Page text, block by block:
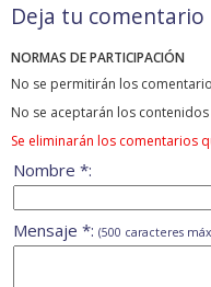
Deja tu comentario
NORMAS DE PARTICIPACIÓN
No se permitirán los
No se aceptarán los
Se eliminarán los comentarios
Nombre *:
Mensaje *: (500 caracteres